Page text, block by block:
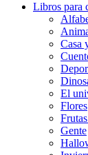
Libros para
Casa
El
Flores
Gente